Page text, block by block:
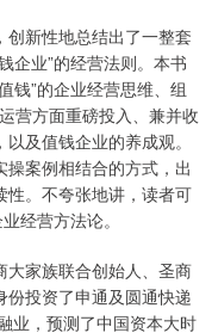
新性地总结出了一整套
企业”的经营法则。本书
钱”的企业经营思维、组
营方面重磅投入、兼并收
及值钱企业的养成观。
案例相结合的方式，出
性。不夸张地讲，读者可
经营方法论。
大家族联合创始人、圣商
投资了申通及圆通快递
业，预测了中国资本大时